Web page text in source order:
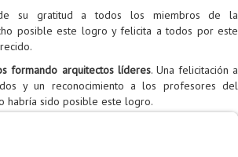
su gratitud a todos los miembros de la
posible este logro y felicita a todos por este
formando arquitectos líderes. Una felicitación a
y un reconocimiento a los profesores del
habría sido posible este logro.
la Maestría en Arquitecturas de Tecnologías
y su reciente acreditación, visite